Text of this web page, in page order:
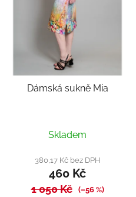
Dámská sukně Mia
Skladem
380,17 Kč bez DPH
460 Kč
1 050 Kč (–56 %)